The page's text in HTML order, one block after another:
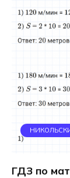
ГДЗ по